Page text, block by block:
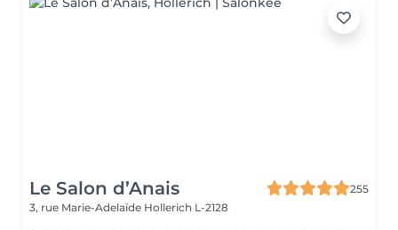
Le Salon d’Anais
255
3, rue Marie-Adelaïde Hollerich L-2128